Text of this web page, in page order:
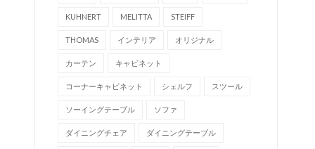
KUHNERT MELITTA STEIFF
THOMAS インテリア オリジナル
カーテン キャビネット
コーナーキャビネット シェルフ スツール
ソーイングテーブル ソファ
ダイニングチェア ダイニングテーブル